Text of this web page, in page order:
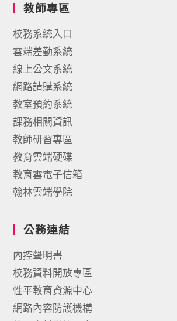
教師專區
校務系統入口
雲端差勤系統
線上公文系統
網路請購系統
教室預約系統
課務相關資訊
教師研習專區
教育雲端硬碟
教育雲電子信箱
翰林雲端學院
公務連結
內控聲明書
校務資料開放專區
性平教育資源中心
網路內容防護機構